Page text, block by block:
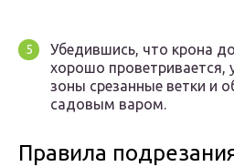
Убедившись, что крона
хорошо проветривается,
зоны срезанные ветки и
садовым варом.
Правила